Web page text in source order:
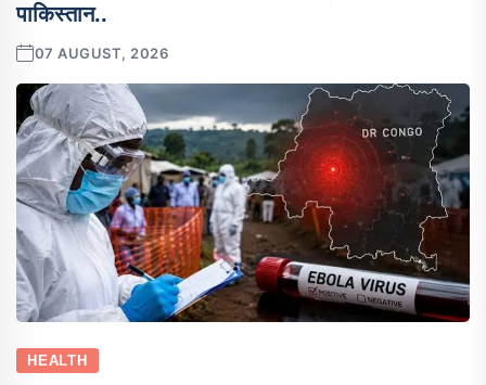
पाकिस्तान..
07 AUGUST, 2026
HEALTH